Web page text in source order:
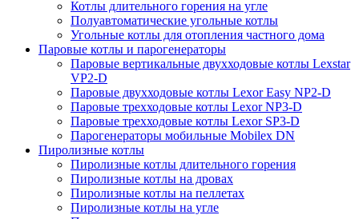
Котлы длительного горения на угле
Полуавтоматические угольные котлы
Угольные котлы для отопления частного дома
Паровые котлы и парогенераторы
Паровые вертикальные двухходовые котлы Lexstar
VP2-D
Паровые двухходовые котлы Lexor Easy NP2-D
Паровые трехходовые котлы Lexor NP3-D
Паровые трехходовые котлы Lexor SP3-D
Парогенераторы мобильные Mobilex DN
Пиролизные котлы
Пиролизные котлы длительного горения
Пиролизные котлы на дровах
Пиролизные котлы на пеллетах
Пиролизные котлы на угле